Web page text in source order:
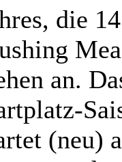
die
an.
(neu)